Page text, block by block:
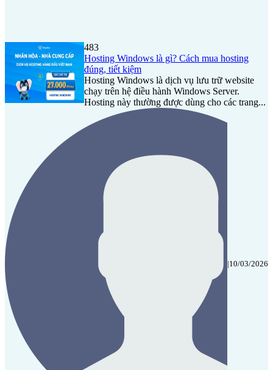
483
Hosting Windows là gì? Cách mua hosting
đúng, tiết kiệm
Hosting Windows là dịch vụ lưu trữ website
chạy trên hệ điều hành Windows Server.
Hosting này thường được dùng cho các trang...
|10/03/2026